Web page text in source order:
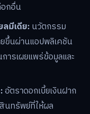
อกอื่น
ลมีเดีย: นวัตกรรม
ขึ้นผ่านแอปพลิเคชัน
ารเผยแพร่ข้อมูลและ
อัตราดอกเบี้ยเงินฝาก
นทรัพย์ที่ให้ผล